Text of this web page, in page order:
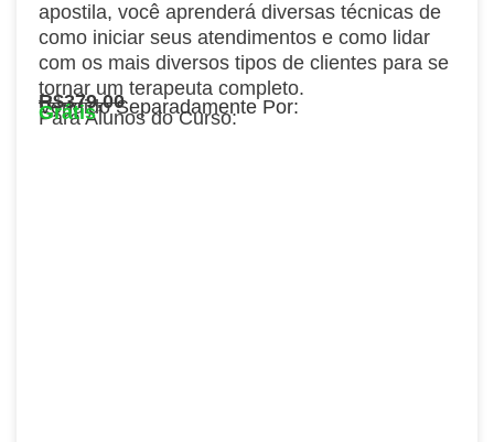
apostila, você aprenderá diversas técnicas de
como iniciar seus atendimentos e como lidar
com os mais diversos tipos de clientes para se
tornar um terapeuta completo.
Vendido Separadamente Por:
R$379,00
Para Alunos do Curso:
Grátis